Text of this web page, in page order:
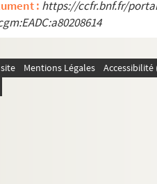
: https://ccfr.bnf.fr/
Mentions Légales